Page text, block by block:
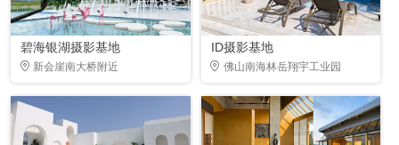
碧海银湖摄影基地
新会崖南大桥附近
ID摄影基地
佛山南海林岳翔宇工业园